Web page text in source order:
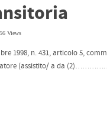
Views
1998, n. 431, articolo 5,
(assistito/ a da